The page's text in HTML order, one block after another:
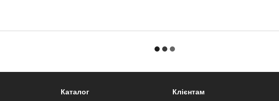
Каталог Клієнтам